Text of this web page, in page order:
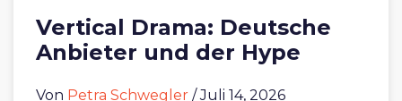
Vertical Drama: Deutsche
Anbieter und der Hype
Von Petra Schwegler / Juli 14, 2026